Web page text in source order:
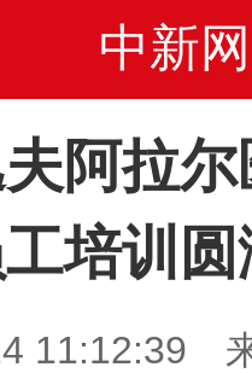
中新网
阿拉
工培训
11:12:39